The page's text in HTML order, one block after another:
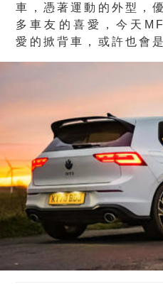
車，憑著運動的外型，
多車友的喜愛，今天
愛的掀背車，或許也會